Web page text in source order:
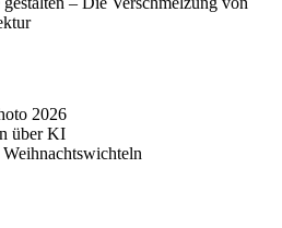
2026
über KI